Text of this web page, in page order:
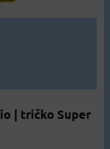
| tričko Super